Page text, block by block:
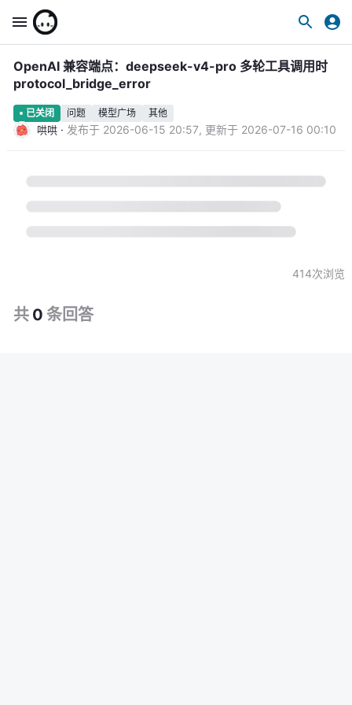
OpenAI 兼容端点：deepseek-v4-pro 多轮工具调用时
protocol_bridge_error
已关闭 问题 模型广场 其他
哄哄 · 发布于 2026-06-15 20:57, 更新于 2026-07-16 00:10
414次浏览
共 0 条回答